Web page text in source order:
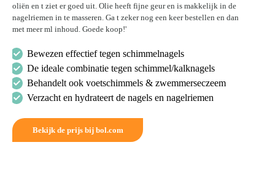
oliën en t ziet er goed uit. Olie heeft fijne geur en is makkelijk in de
nagelriemen in te masseren. Ga t zeker nog een keer bestellen en dan
met meer ml inhoud. Goede koop!'
Bewezen effectief tegen schimmelnagels
De ideale combinatie tegen schimmel/kalknagels
Behandelt ook voetschimmels & zwemmerseczeem
Verzacht en hydrateert de nagels en nagelriemen
Bekijk de prijs bij bol.com